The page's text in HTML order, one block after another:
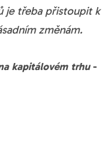
je třeba přistoupit k
změnám.
kapitálovém trhu-